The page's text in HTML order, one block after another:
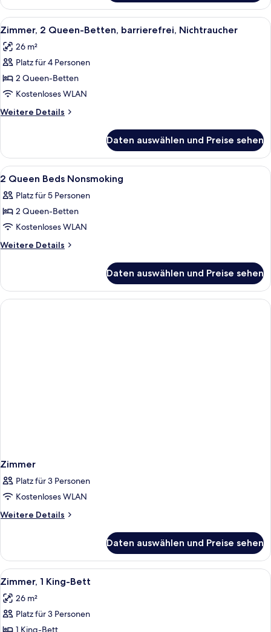
1 King-
Bett,
barrierefrei,
Alle
Fotos
für
Zimmer,
2 Queen-
Betten,
barrierefrei,
Nichtraucher
Ein Hotelzimmer mit zwei Betten,
9
Zimmer, 2 Queen-Betten, barrierefrei, Nichtraucher
26 m²
Platz für 4 Personen
2 Queen-Betten
Kostenloses WLAN
Weitere Details
Weitere
2 Queen-
Betten,
barrierefrei,
Daten auswählen und Preise sehen
Alle
Fotos
für
2
Queen
Beds
Ein Hotelzimmer mit zwei Betten,
13
2 Queen Beds Nonsmoking
Platz für 5 Personen
2 Queen-Betten
Kostenloses WLAN
Weitere Details
Weitere
Queen
Beds
Nonsmoking
Daten auswählen und Preise sehen
Zimmer
Platz für 3 Personen
Kostenloses WLAN
Weitere Details
Weitere
Daten auswählen und Preise sehen
Alle
Fotos
für
Zimmer,
Ein Hotelzimmer mit einem großen
13
Zimmer, 1 King-Bett
26 m²
Platz für 3 Personen
1 King-Bett